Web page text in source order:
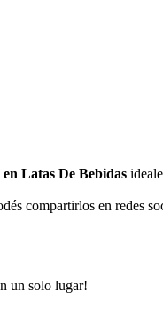
Latas De Bebidas
compartirlos en redes
un solo lugar!